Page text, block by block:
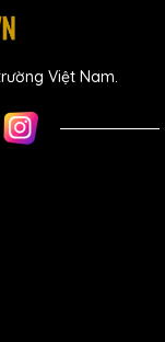
Việt Nam.